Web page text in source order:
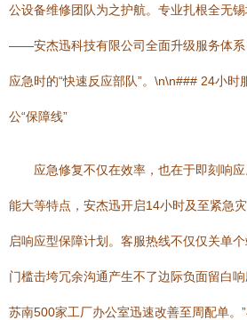
公设备维修团队为之护航。专业扎根全无
——安杰迅科技有限公司全面升级服务体系
应急时的“快速反应部队”。\n\n### 24小
公“保障线”
应急修复不仅在效率，也在于即刻响
能大等特点，安杰迅开启14小时及至紧急
启响应型保障计划。客服热线不仅仅关单
门槛击垮冗余沟通产生不了边际负面留白
苏南500家工厂办公室迅速改善至周配单。